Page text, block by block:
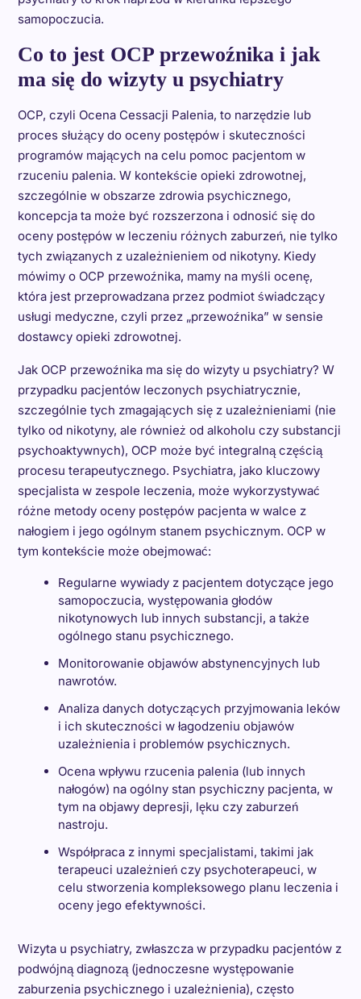
samopoczucia.
Co to jest OCP przewoźnika i jak
ma się do wizyty u psychiatry
OCP, czyli Ocena Cessacji Palenia, to narzędzie lub
proces służący do oceny postępów i skuteczności
programów mających na celu pomoc pacjentom w
rzuceniu palenia. W kontekście opieki zdrowotnej,
szczególnie w obszarze zdrowia psychicznego,
koncepcja ta może być rozszerzona i odnosić się do
oceny postępów w leczeniu różnych zaburzeń, nie tylko
tych związanych z uzależnieniem od nikotyny. Kiedy
mówimy o OCP przewoźnika, mamy na myśli ocenę,
która jest przeprowadzana przez podmiot świadczący
usługi medyczne, czyli przez „przewoźnika” w sensie
dostawcy opieki zdrowotnej.
Jak OCP przewoźnika ma się do wizyty u psychiatry? W
przypadku pacjentów leczonych psychiatrycznie,
szczególnie tych zmagających się z uzależnieniami (nie
tylko od nikotyny, ale również od alkoholu czy substancji
psychoaktywnych), OCP może być integralną częścią
procesu terapeutycznego. Psychiatra, jako kluczowy
specjalista w zespole leczenia, może wykorzystywać
różne metody oceny postępów pacjenta w walce z
nałogiem i jego ogólnym stanem psychicznym. OCP w
tym kontekście może obejmować:
Regularne wywiady z pacjentem dotyczące jego
samopoczucia, występowania głodów
nikotynowych lub innych substancji, a także
ogólnego stanu psychicznego.
Monitorowanie objawów abstynencyjnych lub
nawrotów.
Analiza danych dotyczących przyjmowania leków
i ich skuteczności w łagodzeniu objawów
uzależnienia i problemów psychicznych.
Ocena wpływu rzucenia palenia (lub innych
nałogów) na ogólny stan psychiczny pacjenta, w
tym na objawy depresji, lęku czy zaburzeń
nastroju.
Współpraca z innymi specjalistami, takimi jak
terapeuci uzależnień czy psychoterapeuci, w
celu stworzenia kompleksowego planu leczenia i
oceny jego efektywności.
Wizyta u psychiatry, zwłaszcza w przypadku pacjentów z
podwójną diagnozą (jednoczesne występowanie
zaburzenia psychicznego i uzależnienia), często